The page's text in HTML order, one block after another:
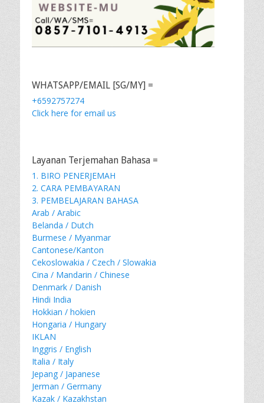
WHATSAPP/EMAIL [SG/MY] =
+6592757274
Click here for email us
Layanan Terjemahan Bahasa =
1. BIRO PENERJEMAH
2. CARA PEMBAYARAN
3. PEMBELAJARAN BAHASA
Arab / Arabic
Belanda / Dutch
Burmese / Myanmar
Cantonese/Kanton
Cekoslowakia / Czech / Slowakia
Cina / Mandarin / Chinese
Denmark / Danish
Hindi India
Hokkian / hokien
Hongaria / Hungary
IKLAN
Inggris / English
Italia / Italy
Jepang / Japanese
Jerman / Germany
Kazak / Kazakhstan